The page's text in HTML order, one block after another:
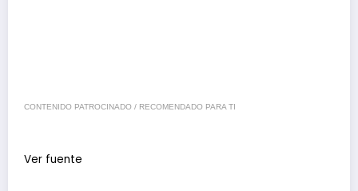
CONTENIDO PATROCINADO / RECOMENDADO PARA TI
Ver fuente